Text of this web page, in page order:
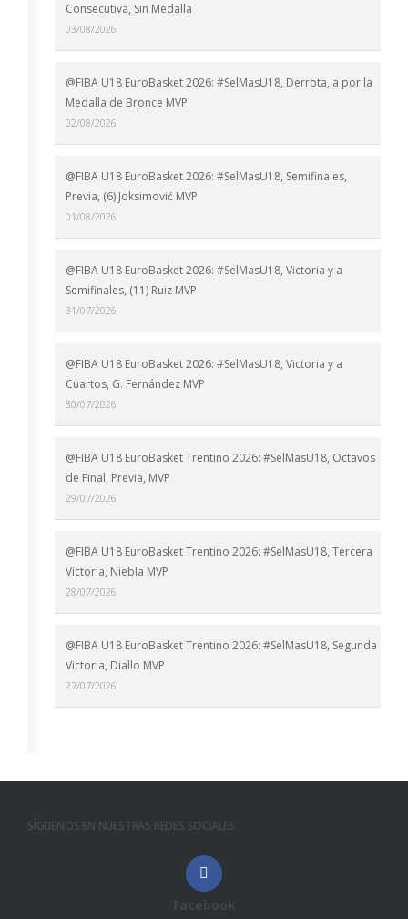
Consecutiva, Sin Medalla
03/08/2026
@FIBA U18 EuroBasket 2026: #SelMasU18, Derrota, a por la
Medalla de Bronce MVP
02/08/2026
@FIBA U18 EuroBasket 2026: #SelMasU18, Semifinales,
Previa, (6) Joksimović MVP
01/08/2026
@FIBA U18 EuroBasket 2026: #SelMasU18, Victoria y a
Semifinales, (11) Ruiz MVP
31/07/2026
@FIBA U18 EuroBasket 2026: #SelMasU18, Victoria y a
Cuartos, G. Fernández MVP
30/07/2026
@FIBA U18 EuroBasket Trentino 2026: #SelMasU18, Octavos
de Final, Previa, MVP
29/07/2026
@FIBA U18 EuroBasket Trentino 2026: #SelMasU18, Tercera
Victoria, Niebla MVP
28/07/2026
@FIBA U18 EuroBasket Trentino 2026: #SelMasU18, Segunda
Victoria, Diallo MVP
27/07/2026
SÍGUENOS EN NUESTRAS REDES SOCIALES:
Facebook